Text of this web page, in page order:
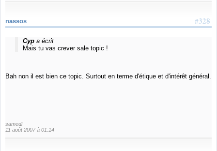
#328
nassos
Cypa écrit
Mais tu vas crever sale topic !
Bah non il est bien ce topic. Surtout en terme d'étique et d'intérêt général.
samedi
11 août 2007 à 01:14